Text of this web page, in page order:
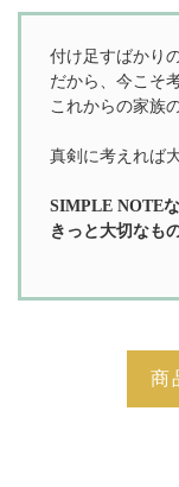
付け足すばかり
だから、今こそ
これからの家族
真剣に考えれば
SIMPLE NOTE
きっと大切なも
商